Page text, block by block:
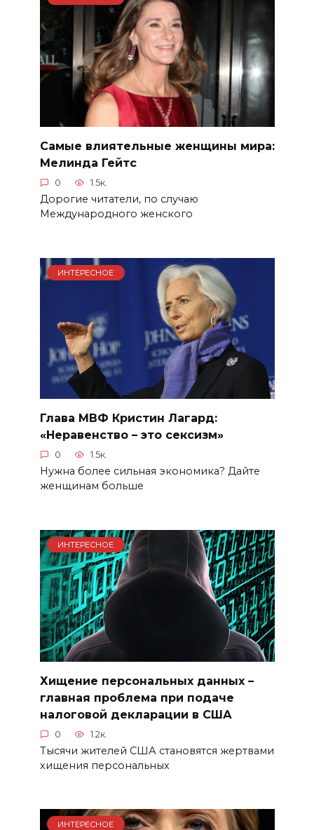
Самые влиятельные женщины мира:
Мелинда Гейтс
0 1.5к.
Дорогие читатели, по случаю
Международного женского
ИНТЕРЕСНОЕ
Глава МВФ Кристин Лагард:
«Неравенство – это сексизм»
0 1.5к.
Нужна более сильная экономика? Дайте
женщинам больше
ИНТЕРЕСНОЕ
Хищение персональных данных –
главная проблема при подаче
налоговой декларации в США
0 1.2к.
Тысячи жителей США становятся жертвами
хищения персональных
ИНТЕРЕСНОЕ